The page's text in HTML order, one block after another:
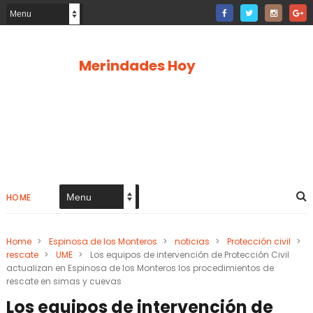
Merindades Hoy
HOME
Home > Espinosa de los Monteros > noticias > Protección civil >
rescate > UME >
Los equipos de intervención de Protección Civil
actualizan en Espinosa de los Monteros los procedimientos de
rescate en simas y cuevas
Los equipos de intervención de